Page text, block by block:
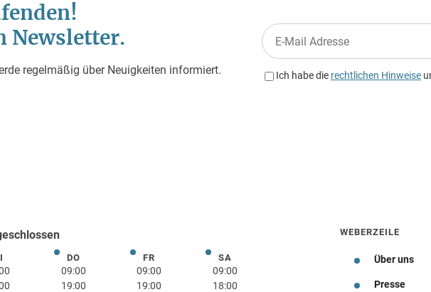
DODonnerstag
09:00
19:00
FRFreitag
09:00
19:00
SASamstag
09:00
18:00
WEBERZEILE
Über uns
Presse